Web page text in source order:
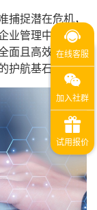
捕捉潜在危机，
业管理中不可或
面且高效的舆情
护航基石。